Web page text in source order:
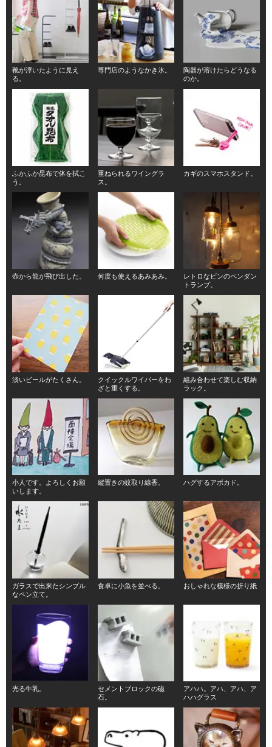
靴が浮いたように見え
る。
専門店のようなかき氷。
陶器が溶けたらどうなる
のか。
ふかふか昆布で体を拭こ
う。
重ねられるワイングラ
ス。
カギのスマホスタンド。
壺から龍が飛び出した。 何度も使えるあみあみ。
レトロなビンのペンダン
トランプ。
淡いビールがたくさん。
クイックルワイパーをわ
ざと重くする。
組み合わせて楽しむ収納
ラック。
小人です。よろしくお願
いします。
縦置きの蚊取り線香。 ハグするアボカド。
ガラスで出来たシンプル
なペン立て。
食卓に小魚を並べる。 おしゃれな模様の折り紙
光る牛乳。
セメントブロックの磁
石。
アハハ。アハ、アハ、ア
ハハグラス